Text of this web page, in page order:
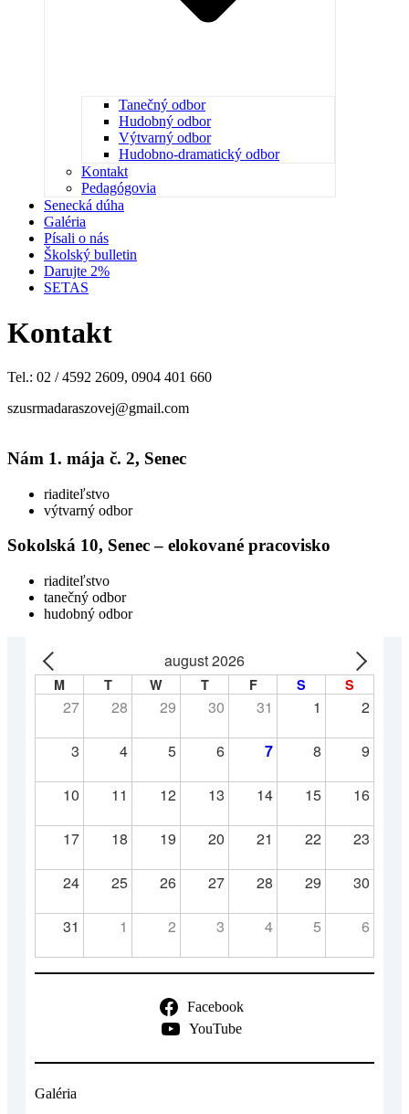
Tanečný odbor
Hudobný odbor
Výtvarný odbor
Hudobno-dramatický odbor
Kontakt
Pedagógovia
Senecká dúha
Galéria
Písali o nás
Školský bulletin
Darujte 2%
SETAS
Kontakt
Tel.: 02 / 4592 2609, 0904 401 660
szusrmadaraszovej@gmail.com
Nám 1. mája č. 2, Senec
riaditeľstvo
výtvarný odbor
Sokolská 10, Senec – elokované pracovisko
riaditeľstvo
tanečný odbor
hudobný odbor
august 2026
M T W T F S S
27 28 29 30 31 1 2
3 4 5 6 7 8 9
10 11 12 13 14 15 16
17 18 19 20 21 22 23
24 25 26 27 28 29 30
31 1 2 3 4 5 6
Facebook
YouTube
Galéria